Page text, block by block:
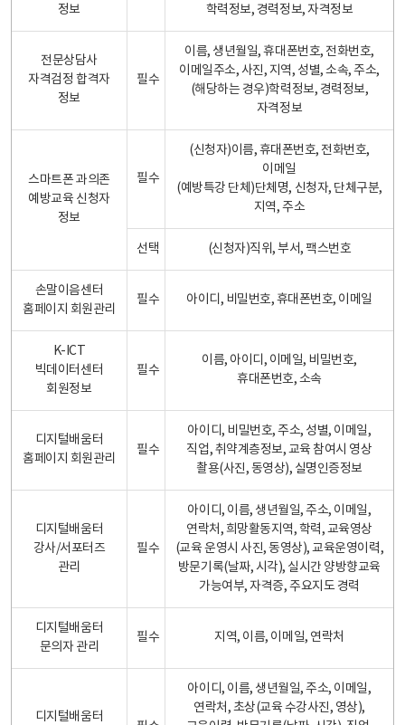
정보
학력정보, 경력정보, 자격정보
전문상담사
자격검정 합격자
정보
필수
이름, 생년월일, 휴대폰번호, 전화번호,
이메일주소, 사진, 지역, 성별, 소속, 주소,
(해당하는 경우)학력정보, 경력정보,
자격정보
스마트폰 과의존
예방교육 신청자
정보
필수
(신청자)이름, 휴대폰번호, 전화번호,
이메일
(예방특강 단체)단체명, 신청자, 단체구분,
지역, 주소
선택 (신청자)직위, 부서, 팩스번호
손말이음센터
홈페이지 회원관리
필수 아이디, 비밀번호, 휴대폰번호, 이메일
K-ICT
빅데이터센터
회원정보
필수
이름, 아이디, 이메일, 비밀번호,
휴대폰번호, 소속
디지털배움터
홈페이지 회원관리
필수
아이디, 비밀번호, 주소, 성별, 이메일,
직업, 취약계층정보, 교육 참여시 영상
촬용(사진, 동영상), 실명인증정보
디지털배움터
강사/서포터즈
관리
필수
아이디, 이름, 생년월일, 주소, 이메일,
연락처, 희망활동지역, 학력, 교육영상
(교육 운영시 사진, 동영상), 교육운영이력,
방문기록(날짜, 시각), 실시간 양방향교육
가능여부, 자격증, 주요지도 경력
디지털배움터
문의자 관리
필수 지역, 이름, 이메일, 연락처
디지털배움터
아이디, 이름, 생년월일, 주소, 이메일,
연락처, 초상(교육 수강사진, 영상),